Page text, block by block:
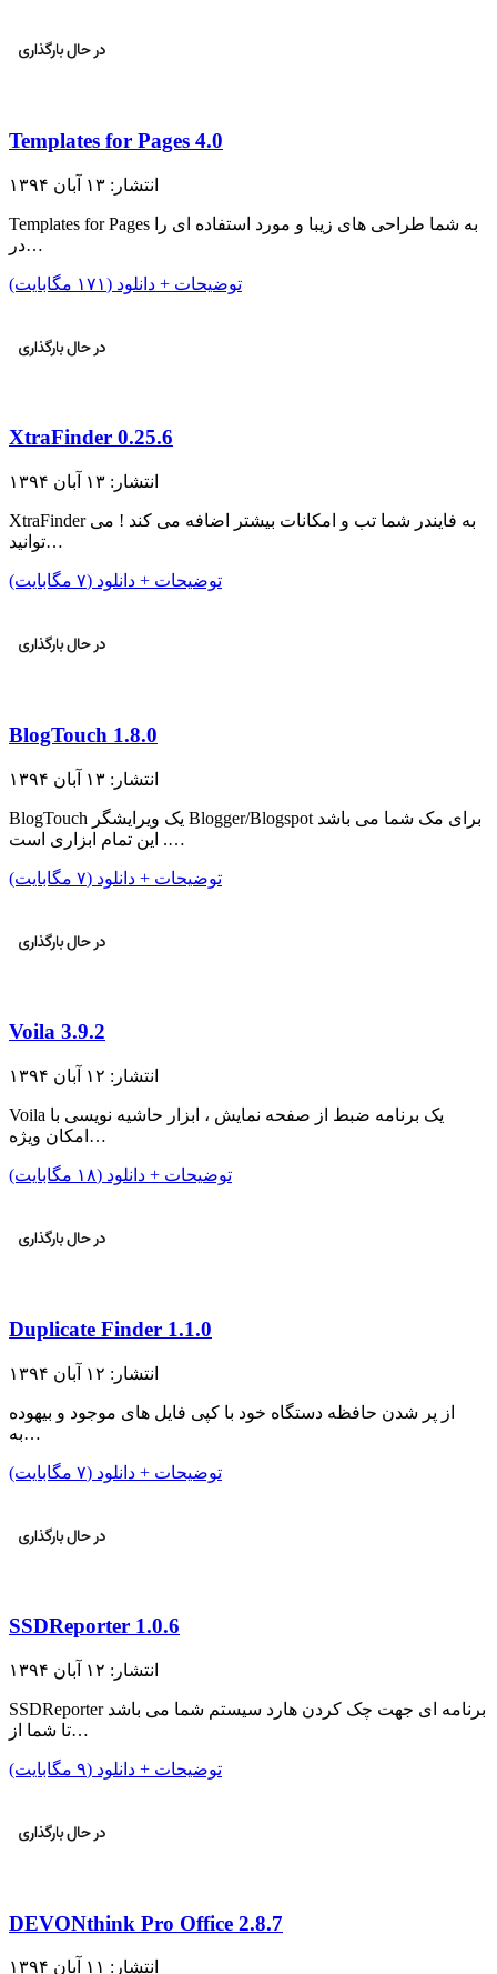
Templates for Pages 4.0
انتشار: ۱۳ آبان ۱۳۹۴
Templates for Pages به شما طراحی های زیبا و مورد استفاده ای را
در…
توضیحات + دانلود (۱۷۱ مگابایت)
XtraFinder 0.25.6
انتشار: ۱۳ آبان ۱۳۹۴
XtraFinder به فایندر شما تب و امکانات بیشتر اضافه می کند ! می
توانید…
توضیحات + دانلود (۷ مگابایت)
BlogTouch 1.8.0
انتشار: ۱۳ آبان ۱۳۹۴
BlogTouch یک ویرایشگر Blogger/Blogspot برای مک شما می باشد
. این تمام ابزاری است…
توضیحات + دانلود (۷ مگابایت)
Voila 3.9.2
انتشار: ۱۲ آبان ۱۳۹۴
Voila یک برنامه ضبط از صفحه نمایش ، ابزار حاشیه نویسی با
امکان ویژه…
توضیحات + دانلود (۱۸ مگابایت)
Duplicate Finder 1.1.0
انتشار: ۱۲ آبان ۱۳۹۴
از پر شدن حافظه دستگاه خود با کپی فایل های موجود و بیهوده
به…
توضیحات + دانلود (۷ مگابایت)
SSDReporter 1.0.6
انتشار: ۱۲ آبان ۱۳۹۴
SSDReporter برنامه ای جهت چک کردن هارد سیستم شما می باشد
تا شما از…
توضیحات + دانلود (۹ مگابایت)
DEVONthink Pro Office 2.8.7
انتشار: ۱۱ آبان ۱۳۹۴